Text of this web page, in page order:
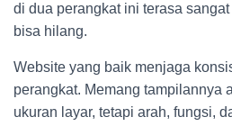
di dua perangkat ini terasa
bisa hilang.
Website yang baik menjaga
perangkat. Memang tampilannya
ukuran layar, tetapi arah, fungsi,